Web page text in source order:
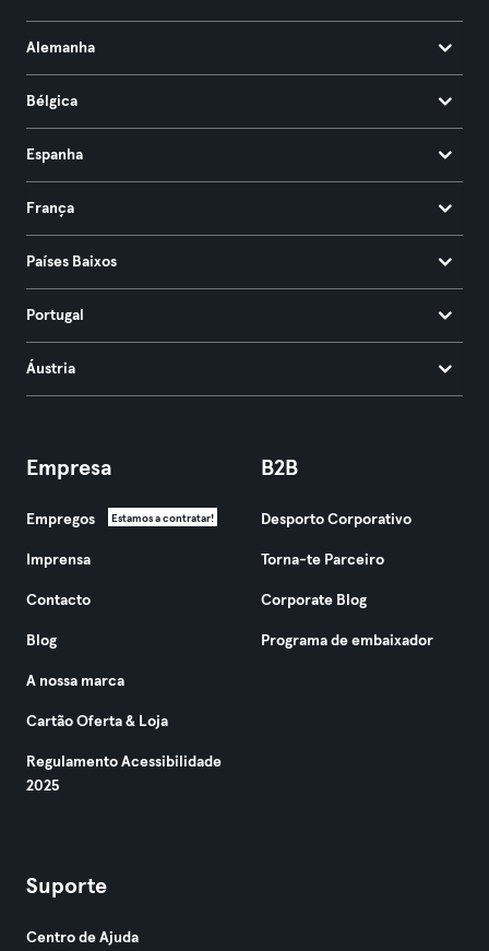
Alemanha
Bélgica
Espanha
França
Países Baixos
Portugal
Áustria
Empresa
Empregos Estamos a contratar!
Imprensa
Contacto
Blog
A nossa marca
Cartão Oferta & Loja
Regulamento Acessibilidade
2025
B2B
Desporto Corporativo
Torna-te Parceiro
Corporate Blog
Programa de embaixador
Suporte
Centro de Ajuda